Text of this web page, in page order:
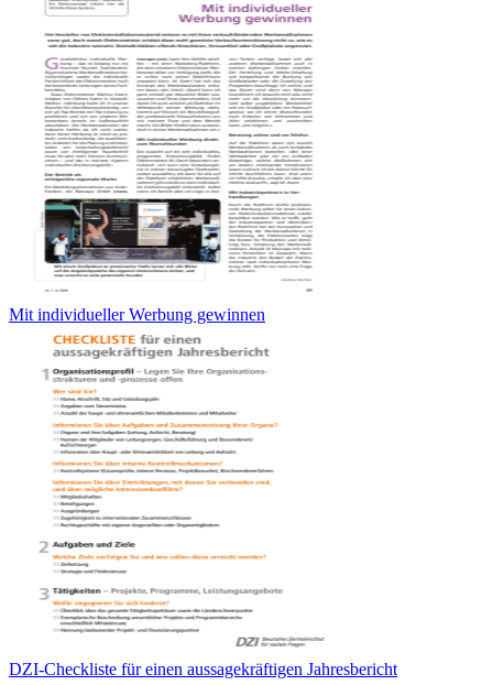
Mit individueller Werbung gewinnen
DZI-Checkliste für einen aussagekräftigen Jahresbericht